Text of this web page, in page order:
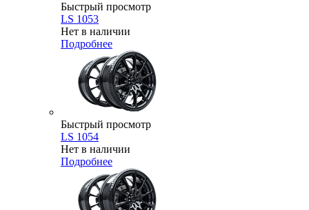
Быстрый просмотр
LS 1053
Нет в наличии
Подробнее
Быстрый просмотр
LS 1054
Нет в наличии
Подробнее